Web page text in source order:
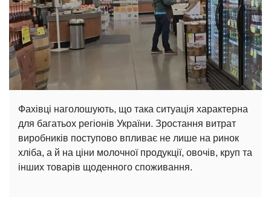
Фахівці наголошують, що така ситуація характерна
для багатьох регіонів України. Зростання витрат
виробників поступово впливає не лише на ринок
хліба, а й на ціни молочної продукції, овочів, круп та
інших товарів щоденного споживання.